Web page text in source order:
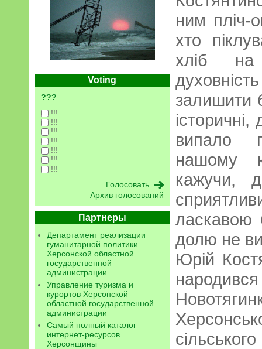
Voting
???
!!!
!!!
!!!
!!!
!!!
!!!
!!!
Архив голосований
Партнеры
Департамент реализации
гуманитарной политики
Херсонской областной
государственной
администрации
Управление туризма и
курортов Херсонской
областной государственной
администрации
Самый полный каталог
интернет-ресурсов
Херсонщины
ним пліч-
хто
хліб на
залишити
випало
нашому
кажучи,
ласкавою
долю не
Юрій